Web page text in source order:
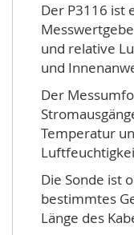
Der P3116 ist
und relative
und
Der
Temperatur
Die Sonde ist
bestimmtes
Länge des